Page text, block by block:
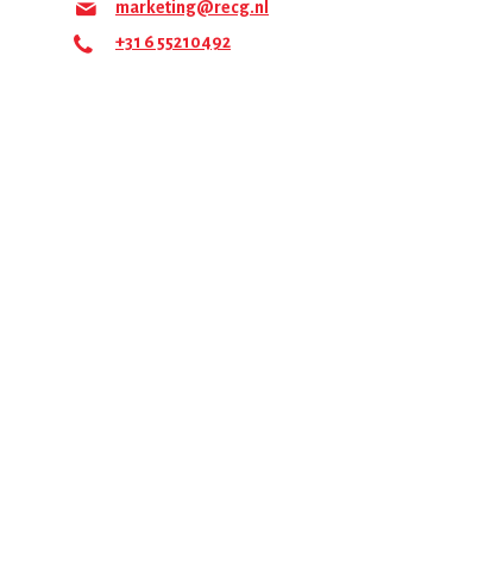
marketing@recg.nl
+31 6 55210492